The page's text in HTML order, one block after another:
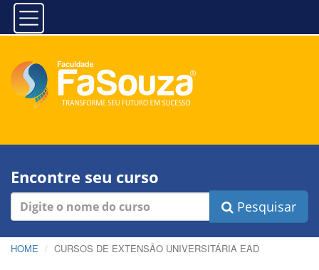
Encontre seu curso
Pesquisar
HOME CURSOS DE EXTENSÃO UNIVERSITÁRIA EAD